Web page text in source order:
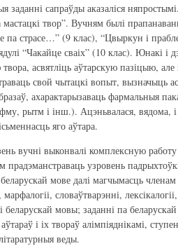
заданні сапраўды аказаліся
твор”. Вучням былі
па страсе…” (9 клас), “Цвыркун і
“Чакайце сваіх” (10 клас). Юнакі і
твора, асвятліць аўтарскую пазіцыю,
свой чытацкі вопыт, вызначыць
ахарактарызаваць фармальныя
рытм і інш.). Ацэньвалася, вядома,
яго аўтара.
вучні выконвалі комплексную
прадэманстраваць узровень
беларускай мове далі магчымасць
марфалогіі, словаўтварэнні,
беларускай мовы; заданні па
і іх твораў алімпіяднікамі,
веды.